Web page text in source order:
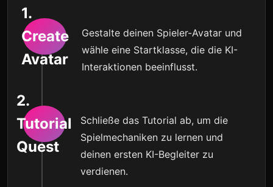
1.
Create
Avatar
Gestalte deinen Spieler-Avatar und
wähle eine Startklasse, die die KI-
Interaktionen beeinflusst.
2.
Tutorial
Quest
Schließe das Tutorial ab, um die
Spielmechaniken zu lernen und
deinen ersten KI-Begleiter zu
verdienen.